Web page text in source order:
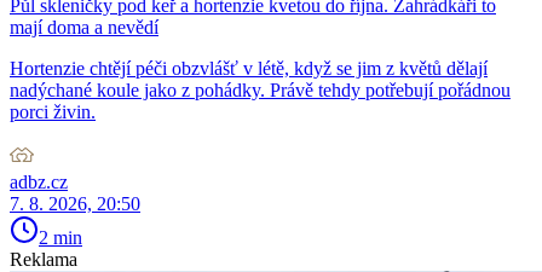
Půl skleničky pod keř a hortenzie kvetou do října. Zahrádkáři to
mají doma a nevědí
Hortenzie chtějí péči obzvlášť v létě, když se jim z květů dělají
nadýchané koule jako z pohádky. Právě tehdy potřebují pořádnou
porci živin.
adbz.cz
7. 8. 2026, 20:50
2 min
Reklama